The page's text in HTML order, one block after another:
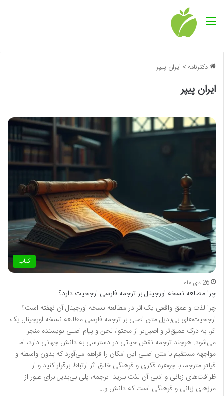
منو
دکترنامه > ایران پیپر
ایران پیپر
کتاب
26 دی ماه
چرا مطالعه نسخه اورجینال بر ترجمه فارسی ارجحیت دارد؟
چرا لذت و عمق واقعی یک اثر در مطالعه نسخه اورجینال آن نهفته است؟
ارجحیت‌های بی‌بدیل متن اصلی بر ترجمه فارسی مطالعه نسخه اورجینال یک
اثر، به درک عمیق‌تر و اصیل‌تر از محتوا، لحن و پیام اصلی نویسنده منجر
می‌شود. هرچند ترجمه نقش حیاتی در دسترسی به دانش جهانی دارد، اما
مواجهه مستقیم با متن اصلی این امکان را فراهم می‌آورد که بدون واسطه و
فیلتر مترجم، با جوهره فکری و فرهنگی خالق اثر ارتباط برقرار کنید و از
ظرافت‌های زبانی و ادبی آن لذت ببرید. ترجمه، پلی بی‌بدیل برای عبور از
مرزهای زبانی و فرهنگی است که دانش و…